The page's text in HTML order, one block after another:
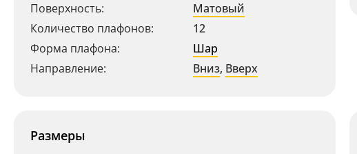
Поверхность:
Матовый
Количество плафонов:
12
Форма плафона:
Шар
Направление:
Вниз, Вверх
Размеры